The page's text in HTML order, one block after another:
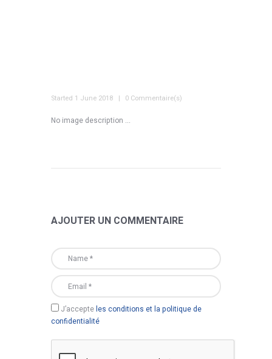
Started 1 June 2018 0 Commentaire(s)
No image description ...
AJOUTER UN COMMENTAIRE
J’accepteles conditions et la politique de
confidentialité